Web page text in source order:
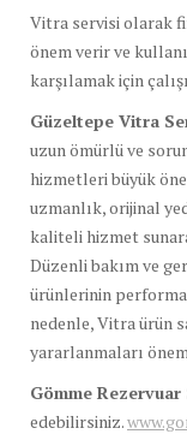
Vitra servisi olarak
önem verir ve
karşılamak için
Güzeltepe Vitra
uzun ömürlü ve
hizmetleri büyük
uzmanlık, orijinal
kaliteli hizmet
Düzenli bakım ve
ürünlerinin
nedenle, Vitra ürün
yararlanmaları
Gömme Rezervuar
edebilirsiniz.